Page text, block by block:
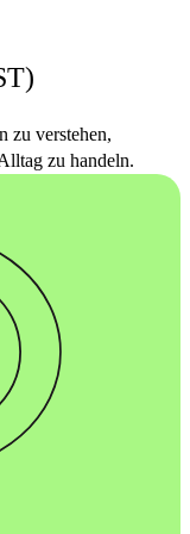
zu verstehen,
zu handeln.
Schwierigkeiten im
Ziel ist, dass
selbstständig
lernen.
Situationen
und